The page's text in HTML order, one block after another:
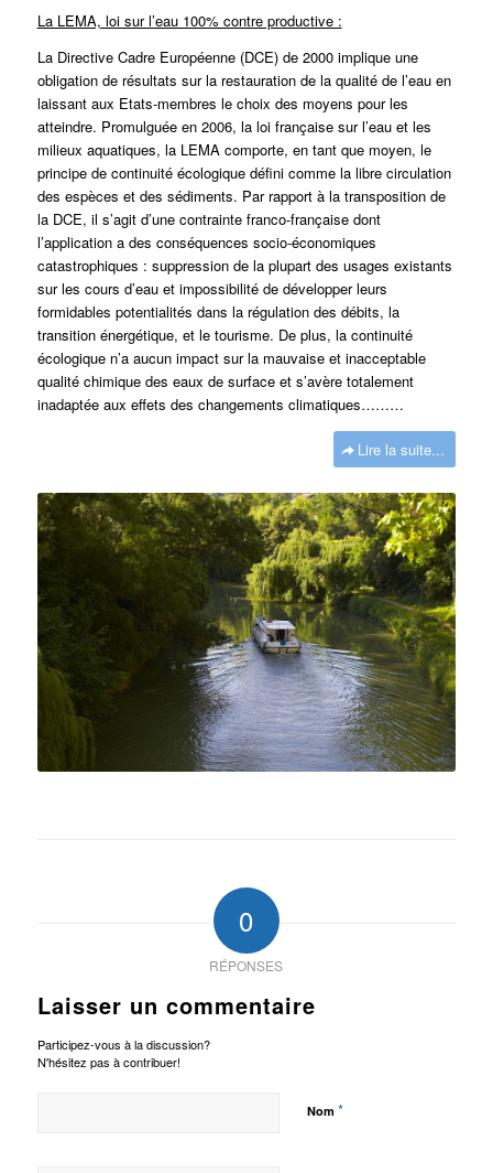
La LEMA, loi sur l’eau 100% contre productive :
La Directive Cadre Européenne (DCE) de 2000 implique une
obligation de résultats sur la restauration de la qualité de l’eau en
laissant aux Etats-membres le choix des moyens pour les
atteindre. Promulguée en 2006, la loi française sur l’eau et les
milieux aquatiques, la LEMA comporte, en tant que moyen, le
principe de continuité écologique défini comme la libre circulation
des espèces et des sédiments. Par rapport à la transposition de
la DCE, il s’agit d’une contrainte franco-française dont
l’application a des conséquences socio-économiques
catastrophiques : suppression de la plupart des usages existants
sur les cours d’eau et impossibilité de développer leurs
formidables potentialités dans la régulation des débits, la
transition énergétique, et le tourisme. De plus, la continuité
écologique n’a aucun impact sur la mauvaise et inacceptable
qualité chimique des eaux de surface et s’avère totalement
inadaptée aux effets des changements climatiques………
Lire la suite...
0
RÉPONSES
Laisser un commentaire
Participez-vous à la discussion?
N'hésitez pas à contribuer!
Nom *